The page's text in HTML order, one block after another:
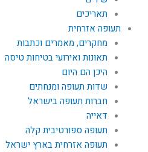
תאריכים
תעופה אזרחית
מחקרים, מאמרים וכתבות
תאונות ואירועי בטיחות טיסה
היכן הם היום
שדות תעופה ומנחתים
חברות תעופה בישראל
דאייה
תעופה ספורטיבית קלה
תעופה אזרחית בארץ ישראל